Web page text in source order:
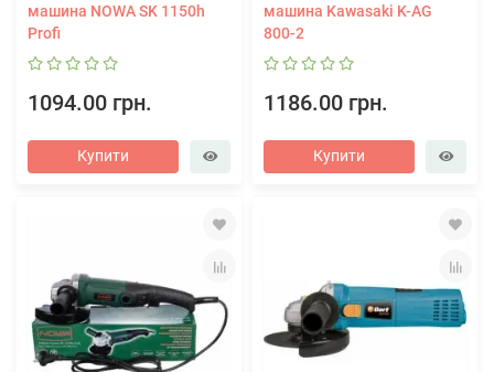
машина NOWA SK 1150h
Profi
1094.00 грн.
Купити
машина Kawasaki K-AG
800-2
1186.00 грн.
Купити